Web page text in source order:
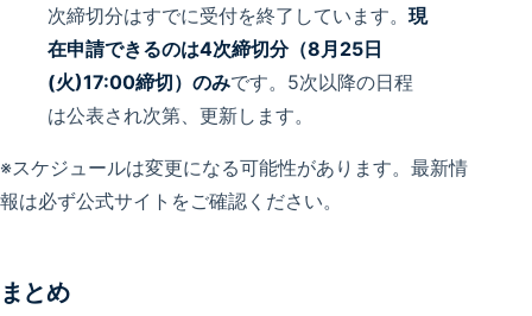
次締切分はすでに受付を終了しています。 現
在申請できるのは4次締切分（8月25日
(火)17:00締切）のみです。5次以降の日程
は公表され次第、更新します。
※スケジュールは変更になる可能性があります。最新情
報は必ず公式サイトをご確認ください。
まとめ